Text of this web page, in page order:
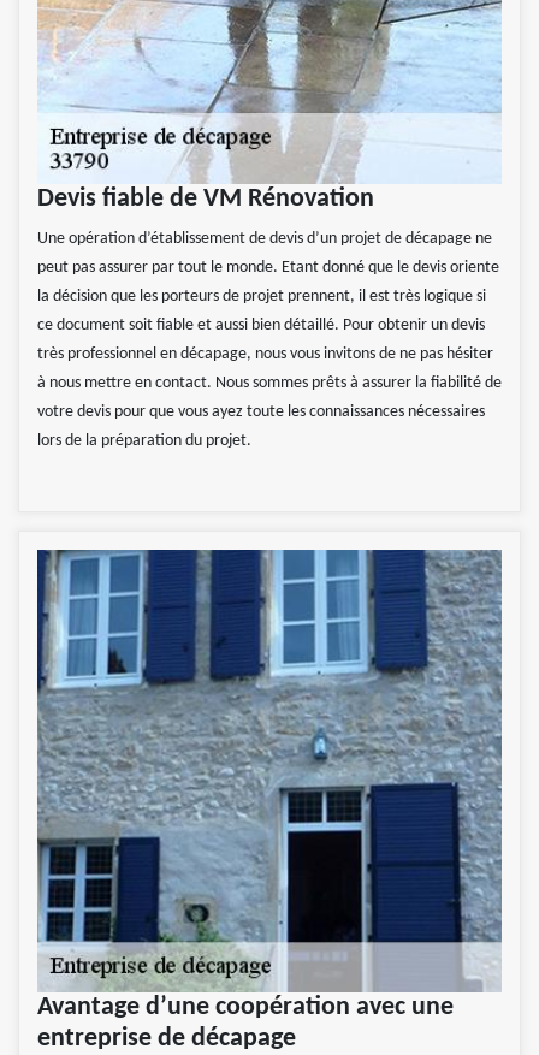
Devis fiable de VM Rénovation
Une opération d’établissement de devis d’un projet de décapage ne
peut pas assurer par tout le monde. Etant donné que le devis oriente
la décision que les porteurs de projet prennent, il est très logique si
ce document soit fiable et aussi bien détaillé. Pour obtenir un devis
très professionnel en décapage, nous vous invitons de ne pas hésiter
à nous mettre en contact. Nous sommes prêts à assurer la fiabilité de
votre devis pour que vous ayez toute les connaissances nécessaires
lors de la préparation du projet.
Avantage d’une coopération avec une
entreprise de décapage